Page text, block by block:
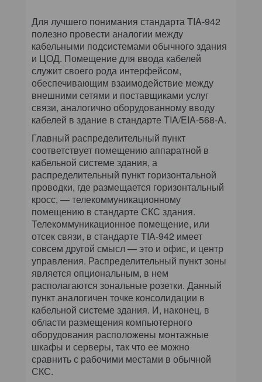
Для лучшего понимания стандарта TIA-942
полезно провести аналогии между
кабельными подсистемами обычного здания
и ЦОД. Помещение для ввода кабелей
служит своего рода интерфейсом,
обеспечивающим взаимодействие между
внешними сетями и поставщиками услуг
связи, аналогично оборудованному вводу
кабелей в здание в стандарте TIA/EIA-568-A.
Главный распределительный пункт
соответствует помещению аппаратной в
кабельной системе здания, а
распределительный пункт горизонтальной
проводки, где размещается горизонтальный
кросс, — телекоммуникационному
помещению в стандарте СКС здания.
Телекоммуникационное помещение, или
отсек связи, в стандарте TIA-942 имеет
совсем другой смысл — это и офис, и центр
управления. Распределительный пункт зоны
является опциональным, в нем
располагаются зональные розетки. Данный
пункт аналогичен точке консолидации в
кабельной системе здания. И, наконец, в
области размещения компьютерного
оборудования расположены монтажные
шкафы и серверы, так что ее можно
сравнить с рабочими местами в обычной
СКС.